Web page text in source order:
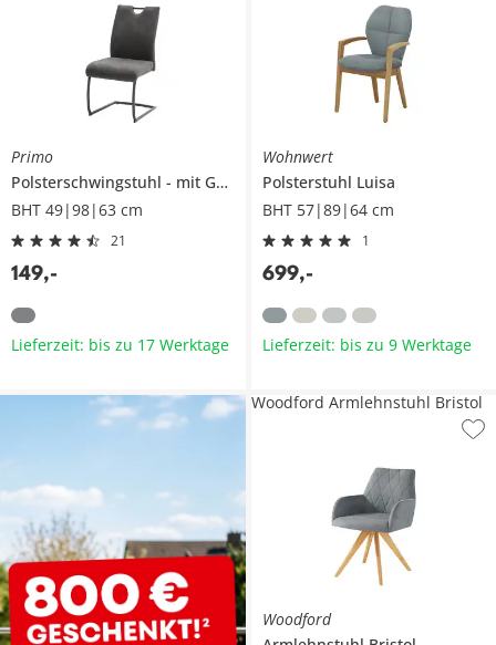
Primo
Polsterschwingstuhl
mit Griff
Saros
BHT 49|98|63 cm
21
149,-
Lieferzeit: bis zu 17 Werktage
Wohnwert
Polsterstuhl Luisa
BHT 57|89|64 cm
1
699,-
Lieferzeit: bis zu 9 Werktage
Woodford
Woodford Armlehnstuhl Bristol